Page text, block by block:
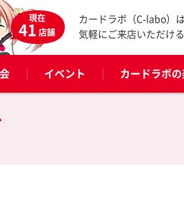
現在
41店舗
カードラボ（C-labo）
気軽にご来店いただけ
イベント カードラボ